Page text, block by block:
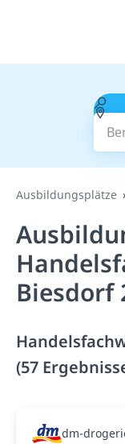
Ausbildungsplätze
Biesdorf
(57
dm-